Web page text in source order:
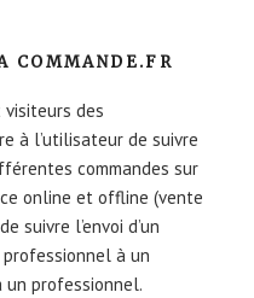
COMMANDE.FR
des
à l’utilisateur de suivre
commandes sur
online et offline (vente
suivre l’envoi d’un
à un
un professionnel.